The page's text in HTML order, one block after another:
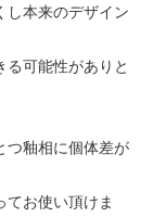
し本来のデザイン
る可能性がありと
つ釉相に個体差が
お使い頂けま